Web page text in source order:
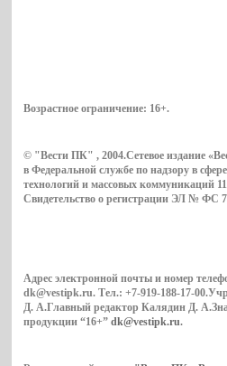
Возрастное ограничение: 16+.
© "Вести ПК" , 2004.Сетевое издание
в Федеральной службе по надзору в
технологий и массовых коммуникаций
Свидетельство о регистрации ЭЛ № ФС
Адрес электронной почты и номер
dk@vestipk.ru. Тел.: +7-919-188-17-
Д. А.Главный редактор Калядин Д.
продукции “16+”dk@vestipk.ru.